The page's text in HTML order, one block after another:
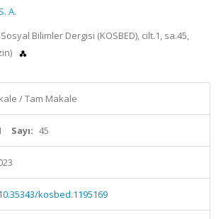
A.
Bilimler Dergisi (KOSBED), cilt.1, sa.45,
/ Tam Makale
Sayı: 45
kosbed.1195169